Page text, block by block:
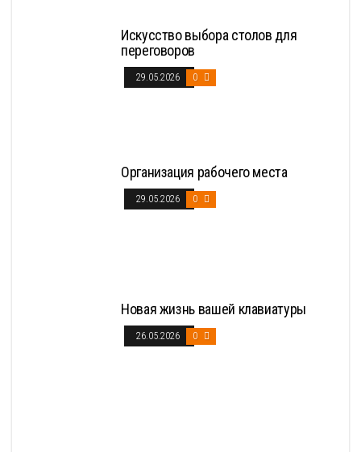
Искусство выбора столов для
переговоров
29.05.2026 0
Организация рабочего места
29.05.2026 0
Новая жизнь вашей клавиатуры
26.05.2026 0